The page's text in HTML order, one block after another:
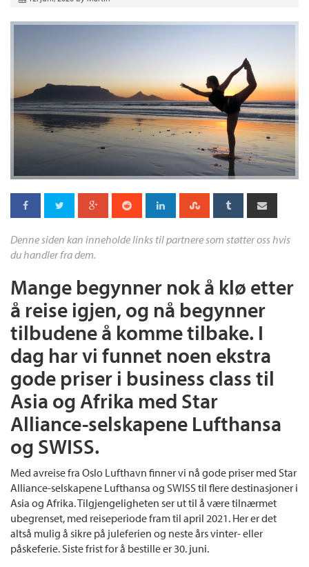
Denne siden kan inneholde links til partnere som støtter oss hvis
du handler fra dem.
Mange begynner nok å klø etter
å reise igjen, og nå begynner
tilbudene å komme tilbake. I
dag har vi funnet noen ekstra
gode priser i business class til
Asia og Afrika med Star
Alliance-selskapene Lufthansa
og SWISS.
Med avreise fra Oslo Lufthavn finner vi nå gode priser med Star
Alliance-selskapene Lufthansa og SWISS til flere destinasjoner i
Asia og Afrika. Tilgjengeligheten ser ut til å være tilnærmet
ubegrenset, med reiseperiode fram til april 2021. Her er det
altså mulig å sikre på juleferien og neste års vinter- eller
påskeferie. Siste frist for å bestille er 30. juni.